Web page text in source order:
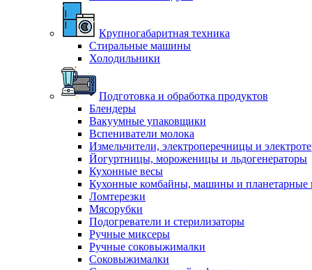
Крупногабаритная техника
Стиральные машины
Холодильники
Подготовка и обработка продуктов
Блендеры
Вакуумные упаковщики
Вспениватели молока
Измельчители, электроперечницы и
Йогуртницы, мороженицы и льдогенераторы
Кухонные весы
Кухонные комбайны, машины и планетарные
Ломтерезки
Мясорубки
Подогреватели и стерилизаторы
Ручные миксеры
Ручные соковыжималки
Соковыжималки